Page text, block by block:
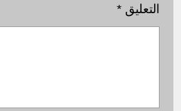
التعليق*